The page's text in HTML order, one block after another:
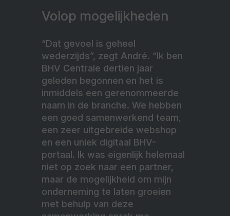
Volop mogelijkheden
“Dat gevoel is geheel
wederzijds”, zegt André. “Ik ben
BHV Centrale dertien jaar
geleden begonnen en het is
inmiddels een gerenommeerde
naam in de branche. We hebben
een goed samenwerkend team,
een zeer uitgebreide webshop
en een uniek digitaal BHV-
portaal. Ik was eigenlijk helemaal
niet op zoek naar een partner,
maar de mogelijkheid om mijn
onderneming te laten groeien
met behulp van deze